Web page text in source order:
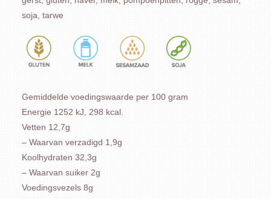
soja, tarwe
Gemiddelde voedingswaarde per 100 gram
Energie 1252 kJ, 298 kcal.
Vetten 12,7g
– Waarvan verzadigd 1,9g
Koolhydraten 32,3g
– Waarvan suiker 2g
Voedingsvezels 8g